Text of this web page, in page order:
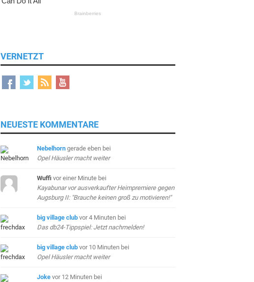
VERNETZT
NEUESTE KOMMENTARE
Nebelhorn gerade ebenbei
Opel Häusler macht weiter
Wuffi vor einer Minutebei
Kayabunar vor ausverkaufter Heimpremiere gegen
Augsburg II: "Brauche keinen groß zu motivieren!"
big village club vor 4 Minuten bei
Das db24-Tippspiel: Jetzt nachmelden!
big village club vor 10 Minuten bei
Opel Häusler macht weiter
Joke vor 12 Minuten bei